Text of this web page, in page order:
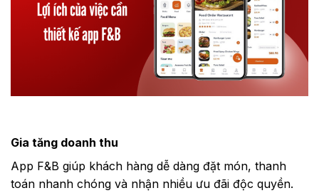
Gia tăng doanh thu
App F&B giúp khách hàng dễ dàng đặt món, thanh
toán nhanh chóng và nhận nhiều ưu đãi độc quyền.